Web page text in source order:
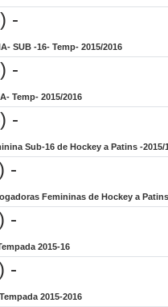
-
SUB -16- Temp- 2015/2016
-
Temp- 2015/2016
-
Sub-16 de Hockey a Patins -2015/
-
Femininas de Hockey a Patins
-
2015-16
-
2015-2016